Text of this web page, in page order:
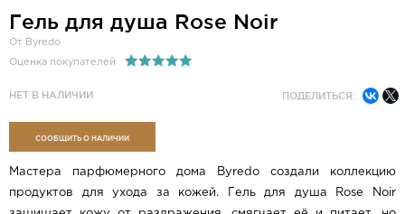
Гель для душа Rose Noir
От Byredo
Оценка покупателей
НЕТ В НАЛИЧИИ
СООБЩИТЬ О НАЛИЧИИ
ПОДЕЛИТЬСЯ:
Мастера парфюмерного дома Byredo создали коллекцию
продуктов для ухода за кожей. Гель для душа Rose Noir